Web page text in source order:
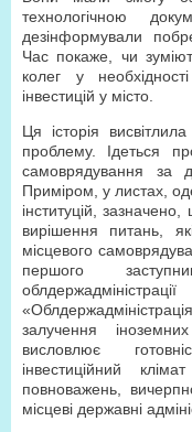
технологічною
дезінформували
Час покаже, чи
колег у
інвестицій у місто.
Ця історія
проблему. Ідеться
самоврядування за
Приміром, у листах,
інституцій,
вирішення питань,
місцевого
першого
залучення
висловлює
інвестиційний
повноважень,
місцеві державні